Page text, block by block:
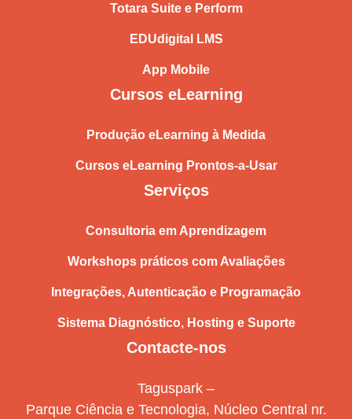
Totara Suite e Perform
EDUdigital LMS
App Mobile
Cursos eLearning
Produção eLearning à Medida
Cursos eLearning Prontos-a-Usar
Serviços
Consultoria em Aprendizagem
Workshops práticos com Avaliações
Integrações, Autenticação e Programação
Sistema Diagnóstico, Hosting e Suporte
Contacte-nos
Taguspark –
Parque Ciência e Tecnologia, Núcleo Central nr.